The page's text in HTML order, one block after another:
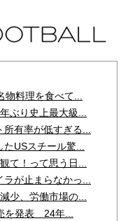
料理を食べて...
ぶり史上最大級...
有率が低すぎる...
USスチール驚...
て！って思う日...
が止まらなかっ...
少、労働市場の...
を発表 24年...